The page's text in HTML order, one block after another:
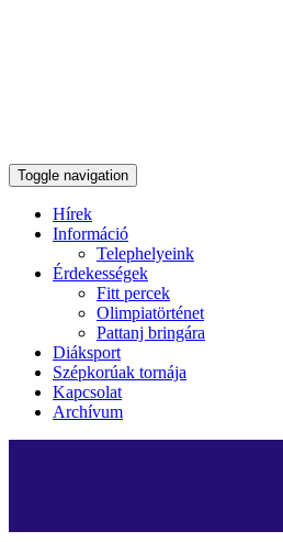
Toggle navigation
Hírek
Információ
Telephelyeink
Érdekességek
Fitt percek
Olimpiatörténet
Pattanj bringára
Diáksport
Szépkorúak tornája
Kapcsolat
Archívum